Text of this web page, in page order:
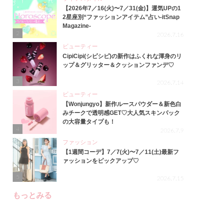
【2026年7／16(火)〜7／31(金)】運気UPの1
2星座別“ファッションアイテム”占い-itSnap
Magazine-
2026.7.16
3
ビューティー
CipiCipi(シピシピ)の新作はふくれな渾身のリ
ップ＆グリッター＆クッションファンデ♡
2026.7.14
4
ビューティー
【Wonjungyo】新作ルースパウダー＆新色白
みチークで透明感GET♡大人気スキンパック
の大容量タイプも！
2026.7.9
ファッション
【1週間コーデ】7／7(火)〜7／11(土)最新フ
ァッションをピックアップ♡
2026.7.15
もっとみる